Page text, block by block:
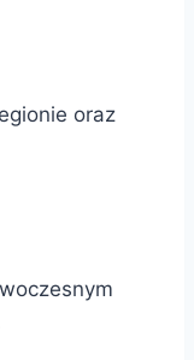
oraz